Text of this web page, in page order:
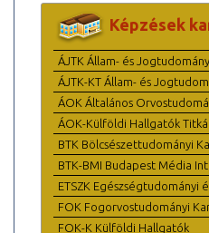
Képzések
ÁJTK Állam- és
ÁJTK-KT Állam- és
ÁOK Általános
ÁOK-Külföldi Hallgatók
BTK Bölcsészettudományi
BTK-BMI Budapest Média
ETSZK Egészségtudományi
FOK Fogorvostudományi
FOK-K Külföldi Hallgatók